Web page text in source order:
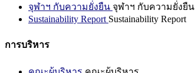
จุฬาฯ กับความยั่งยืน จุฬาฯ กับความยั่งยืน
Sustainability Report Sustainability Report
การบริหาร